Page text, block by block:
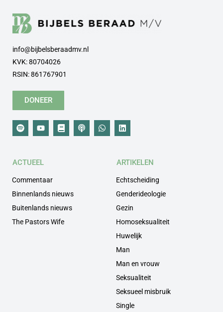
info@bijbelsberaadmv.nl
KVK: 80704026
RSIN: 861767901
DONEER
ACTUEEL
Commentaar
Binnenlands nieuws
Buitenlands nieuws
The Pastors Wife
ARTIKELEN
Echtscheiding
Genderideologie
Gezin
Homoseksualiteit
Huwelijk
Man
Man en vrouw
Seksualiteit
Seksueel misbruik
Single